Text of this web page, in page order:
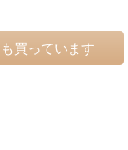
買っています